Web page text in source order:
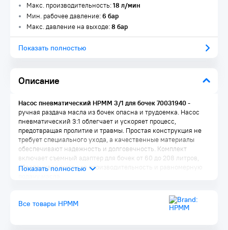
Описание
Макс. производительность:18 л/мин
Мин. рабочее давление:6 бар
Макс. давление на выходе:8 бар
Показать полностью
Насос пневматический HPMM 3/1 для бочек 70031940-
ручная раздача масла из бочек опасна и трудоемка. Насос
пневматический 3:1 облегчает и ускоряет процесс,
предотвращая пролитие и травмы. Простая конструкция не
требует специального ухода, а качественные материалы
обеспечивают надежность и долговечность. Комплект
включает съемный адаптер для бочек от 60 до 208 литров,
обеспечивая высокую производительность и равномерную
Все товары HPMM